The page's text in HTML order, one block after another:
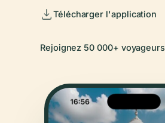
Télécharger l'application
Rejoignez 50 000+ voyageurs